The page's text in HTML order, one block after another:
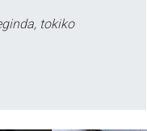
tokiko